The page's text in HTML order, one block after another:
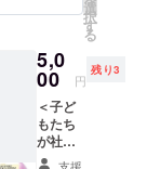
いる方
はぜ
（最低
配信期
間：
2021年
ルマガ
詳細は
本文中
のリ
ターン
紹介の
項目を
/upload
02/1d18
772b7c
8e7726
399e5f
600568
641f.pd
f） を1
選
択
す
る
5,0
00 円
残り3
＜子ど
もたち
が社会
で安心
支援